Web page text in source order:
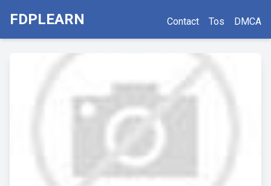
FDPLEARN Contact Tos DMCA